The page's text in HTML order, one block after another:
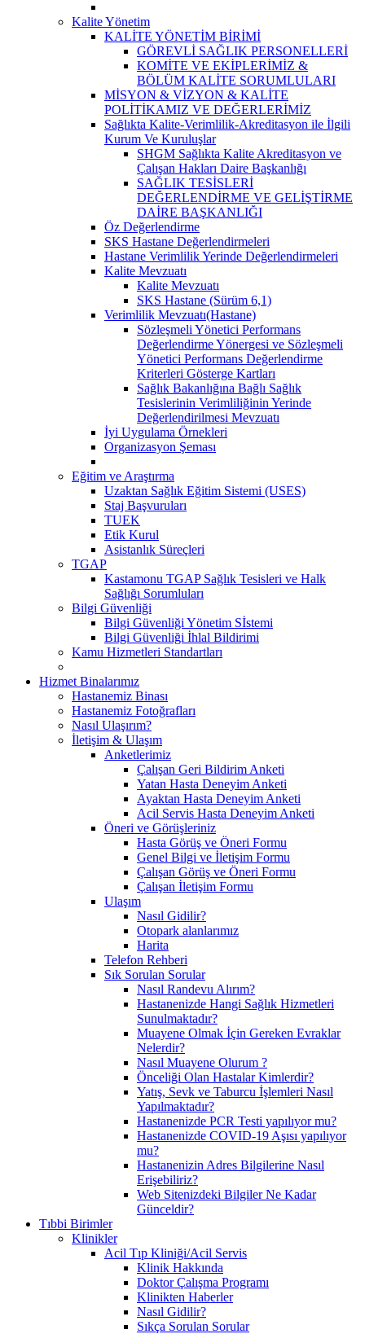
Kalite Yönetim
KALİTE YÖNETİM BİRİMİ
GÖREVLİ SAĞLIK PERSONELLERİ
KOMİTE VE EKİPLERİMİZ &
BÖLÜM KALİTE SORUMLULARI
MİSYON & VİZYON & KALİTE
POLİTİKAMIZ VE DEĞERLERİMİZ
Sağlıkta Kalite-Verimlilik-Akreditasyon ile İlgili
Kurum Ve Kuruluşlar
SHGM Sağlıkta Kalite Akreditasyon ve
Çalışan Hakları Daire Başkanlığı
SAĞLIK TESİSLERİ
DEĞERLENDİRME VE GELİŞTİRME
DAİRE BAŞKANLIĞI
Öz Değerlendirme
SKS Hastane Değerlendirmeleri
Hastane Verimlilik Yerinde Değerlendirmeleri
Kalite Mevzuatı
Kalite Mevzuatı
SKS Hastane (Sürüm 6,1)
Verimlilik Mevzuatı(Hastane)
Sözleşmeli Yönetici Performans
Değerlendirme Yönergesi ve Sözleşmeli
Yönetici Performans Değerlendirme
Kriterleri Gösterge Kartları
Sağlık Bakanlığına Bağlı Sağlık
Tesislerinin Verimliliğinin Yerinde
Değerlendirilmesi Mevzuatı
İyi Uygulama Örnekleri
Organizasyon Şeması
Eğitim ve Araştırma
Uzaktan Sağlık Eğitim Sistemi (USES)
Staj Başvuruları
TUEK
Etik Kurul
Asistanlık Süreçleri
TGAP
Kastamonu TGAP Sağlık Tesisleri ve Halk
Sağlığı Sorumluları
Bilgi Güvenliği
Bilgi Güvenliği Yönetim Sİstemi
Bilgi Güvenliği İhlal Bildirimi
Kamu Hizmetleri Standartları
Hizmet Binalarımız
Hastanemiz Binası
Hastanemiz Fotoğrafları
Nasıl Ulaşırım?
İletişim & Ulaşım
Anketlerimiz
Çalışan Geri Bildirim Anketi
Yatan Hasta Deneyim Anketi
Ayaktan Hasta Deneyim Anketi
Acil Servis Hasta Deneyim Anketi
Öneri ve Görüşleriniz
Hasta Görüş ve Öneri Formu
Genel Bilgi ve İletişim Formu
Çalışan Görüş ve Öneri Formu
Çalışan İletişim Formu
Ulaşım
Nasıl Gidilir?
Otopark alanlarımız
Harita
Telefon Rehberi
Sık Sorulan Sorular
Nasıl Randevu Alırım?
Hastanenizde Hangi Sağlık Hizmetleri
Sunulmaktadır?
Muayene Olmak İçin Gereken Evraklar
Nelerdir?
Nasıl Muayene Olurum ?
Önceliği Olan Hastalar Kimlerdir?
Yatış, Sevk ve Taburcu İşlemleri Nasıl
Yapılmaktadır?
Hastanenizde PCR Testi yapılıyor mu?
Hastanenizde COVID-19 Aşısı yapılıyor
mu?
Hastanenizin Adres Bilgilerine Nasıl
Erişebiliriz?
Web Sitenizdeki Bilgiler Ne Kadar
Günceldir?
Tıbbi Birimler
Klinikler
Acil Tıp Kliniği/Acil Servis
Klinik Hakkında
Doktor Çalışma Programı
Klinikten Haberler
Nasıl Gidilir?
Sıkça Sorulan Sorular